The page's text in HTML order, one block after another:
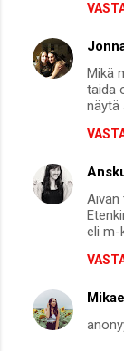
m
e
Mikä
taida
näytä
Aivan
eli m-